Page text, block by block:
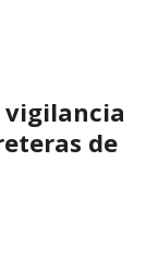
vigilancia
de